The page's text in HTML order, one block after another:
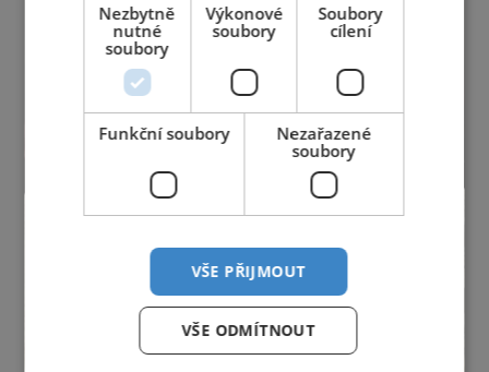
Nezbytně
nutné
soubory
Výkonové
soubory
Soubory
cílení
Funkční soubory
Nezařazené
soubory
VŠE PŘIJMOUT
VŠE ODMÍTNOUT